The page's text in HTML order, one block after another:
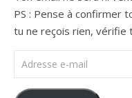
PS : Pense à confirmer
tu ne reçois rien, vérifie
Adresse e-mail